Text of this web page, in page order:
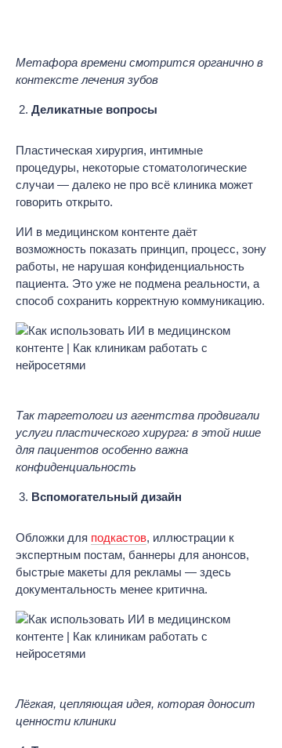
Метафора времени смотрится органично в
контексте лечения зубов
Деликатные вопросы
Пластическая хирургия, интимные
процедуры, некоторые стоматологические
случаи — далеко не про всё клиника может
говорить открыто.
ИИ в медицинском контенте даёт
возможность показать принцип, процесс, зону
работы, не нарушая конфиденциальность
пациента. Это уже не подмена реальности, а
способ сохранить корректную коммуникацию.
Так таргетологи из агентства продвигали
услуги пластического хирурга: в этой нише
для пациентов особенно важна
конфиденциальность
Вспомогательный дизайн
Обложки для подкастов, иллюстрации к
экспертным постам, баннеры для анонсов,
быстрые макеты для рекламы — здесь
документальность менее критична.
Лёгкая, цепляющая идея, которая доносит
ценности клиники